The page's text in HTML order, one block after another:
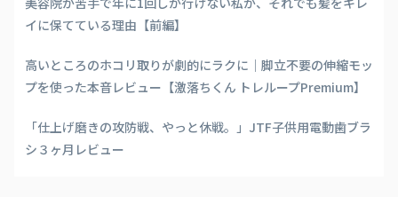
イに保てている理由【前編】
高いところのホコリ取りが劇的にラクに｜脚立不要の伸縮モッ
プを使った本音レビュー【激落ちくん トレループPremium】
「仕上げ磨きの攻防戦、やっと休戦。」JTF子供用電動歯ブラ
シ３ヶ月レビュー